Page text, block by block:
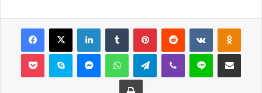
Facebook
X LinkedInTumblr PinterestReddit VKontakte
Pocket Skype MessengerWhatsAppTelegramViber Line E-Posta ile
Yazdır